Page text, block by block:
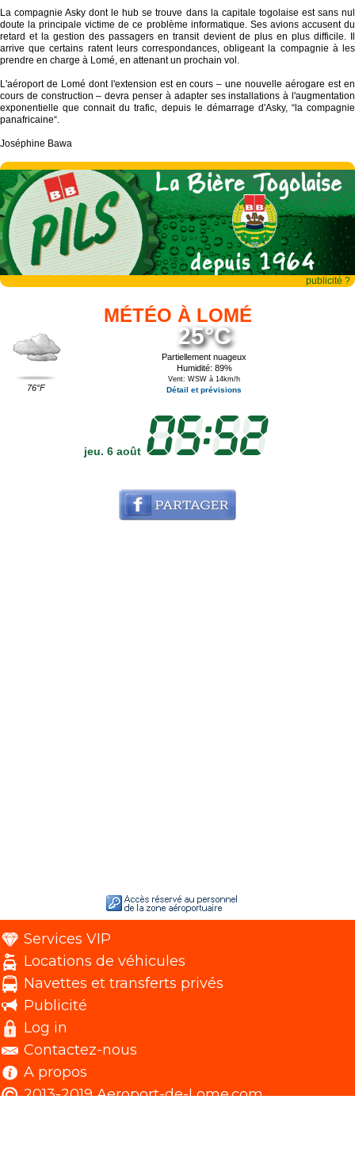
La compagnie Asky dont le hub se trouve dans la capitale togolaise est sans nul
doute la principale victime de ce problème informatique. Ses avions accusent du
retard et la gestion des passagers en transit devient de plus en plus difficile. Il
arrive que certains ratent leurs correspondances, obligeant la compagnie à les
prendre en charge à Lomé, en attenant un prochain vol.
L'aéroport de Lomé dont l'extension est en cours – une nouvelle aérogare est en
cours de construction – devra penser à adapter ses installations à l'augmentation
exponentielle que connait du trafic, depuis le démarrage d'Asky, “la compagnie
panafricaine“.
Joséphine Bawa
publicité ?
MÉTÉO À LOMÉ
76°F
25°C
Partiellement nuageux
Humidité: 89%
Vent: WSW à 14km/h
Détail et prévisions
jeu. 6 août
Services VIP
Locations de véhicules
Navettes et transferts privés
Publicité
Log in
Contactez-nous
A propos
2013-2019 Aeroport-de-Lome.com.